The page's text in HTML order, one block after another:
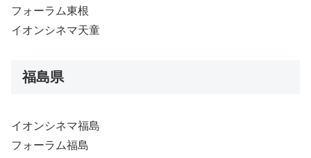
フォーラム東根
イオンシネマ天童
福島県
イオンシネマ福島
フォーラム福島